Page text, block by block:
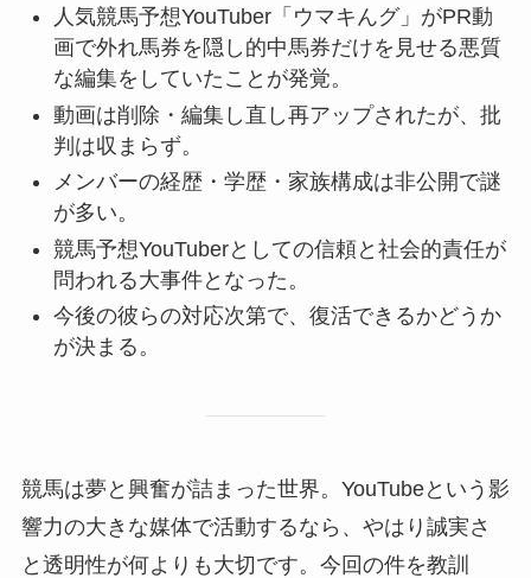
人気競馬予想YouTuber「ウマキんグ」がPR動
画で外れ馬券を隠し的中馬券だけを見せる悪質
な編集をしていたことが発覚。
動画は削除・編集し直し再アップされたが、批
判は収まらず。
メンバーの経歴・学歴・家族構成は非公開で謎
が多い。
競馬予想YouTuberとしての信頼と社会的責任が
問われる大事件となった。
今後の彼らの対応次第で、復活できるかどうか
が決まる。
競馬は夢と興奮が詰まった世界。YouTubeという影
響力の大きな媒体で活動するなら、やはり誠実さ
と透明性が何よりも大切です。今回の件を教訓